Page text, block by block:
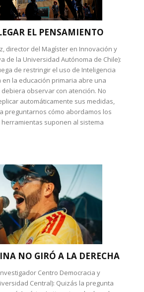
EL PENSAMIENTO
director del Magíster en Innovación y
de la Universidad Autónoma de Chile):
de restringir el uso de Inteligencia
la educación primaria abre una
observar con atención. No
automáticamente sus medidas,
preguntarnos cómo abordamos los
suponen al sistema
NO GIRÓ A LA DERECHA
Centro Democracia y
Central): Quizás la pregunta